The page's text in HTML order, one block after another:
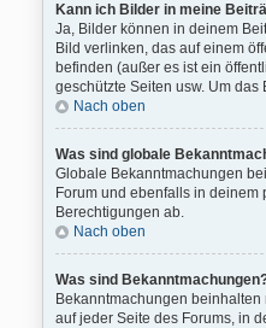
Kann ich Bilder in meine
Ja, Bilder können in deinem
Bild verlinken, das auf einem
befinden (außer es ist ein
geschützte Seiten usw. Um das
Nach oben
Was sind globale
Globale Bekanntmachungen
Forum und ebenfalls in
Berechtigungen ab.
Nach oben
Was sind
Bekanntmachungen
auf jeder Seite des Forums, in